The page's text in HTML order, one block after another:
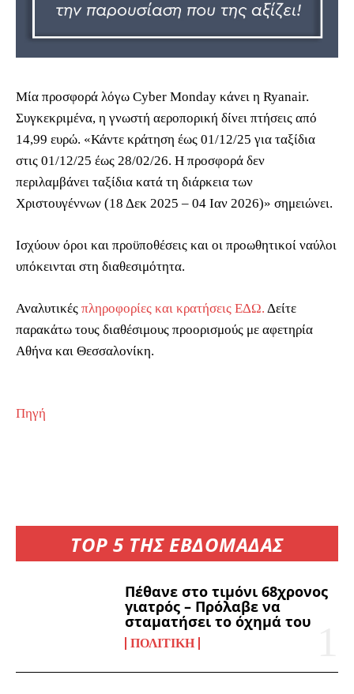
TOP 5 ΤΗΣ ΕΒΔΟΜΑΔΑΣ
Πέθανε στο τιμόνι 68χρονος
γιατρός – Πρόλαβε να
σταματήσει το όχημά του
ΠΟΛΙΤΙΚΉ
Μία προσφορά λόγω Cyber Monday κάνει η Ryanair.
Συγκεκριμένα, η γνωστή αεροπορική δίνει πτήσεις από
14,99 ευρώ. «Κάντε κράτηση έως 01/12/25 για ταξίδια
στις 01/12/25 έως 28/02/26. Η προσφορά δεν
περιλαμβάνει ταξίδια κατά τη διάρκεια των
Χριστουγέννων (18 Δεκ 2025 – 04 Ιαν 2026)» σημειώνει.
Ισχύουν όροι και προϋποθέσεις και οι προωθητικοί ναύλοι
υπόκεινται στη διαθεσιμότητα.
Αναλυτικές πληροφορίες και κρατήσεις ΕΔΩ. Δείτε
παρακάτω τους διαθέσιμους προορισμούς με αφετηρία
Αθήνα και Θεσσαλονίκη.
Πηγή